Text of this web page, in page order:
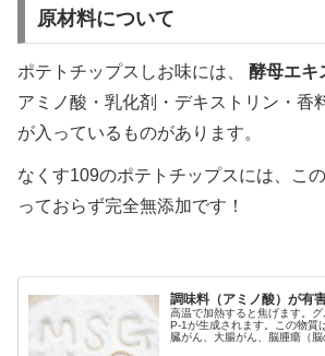
原材料について
ポテトチップスしお味には、 酵母エキ
アミノ酸・乳化剤・デキストリン・香
が入っているものがあります。
なくす109のポテトチップスには、こ
っておらず完全無添加です！
調味料（アミノ酸）が有
高温で加熱すると焦げます。
P-1が生成されます。この物質
臓がん、大腸がん、脳腫瘍（脳